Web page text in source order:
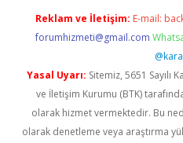
Reklam ve İletişim: E-mail:
forumhizmeti@gmail.com
Yasal Uyarı: Sitemiz, 5651 Sayılı
ve İletişim Kurumu (BTK)
olarak hizmet vermektedir. Bu
olarak denetleme veya araştırma